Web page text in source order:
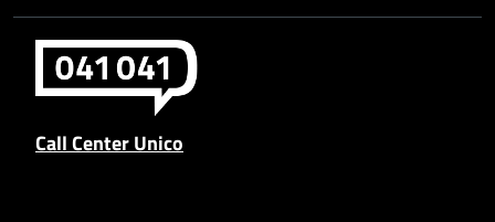
Call Center Unico